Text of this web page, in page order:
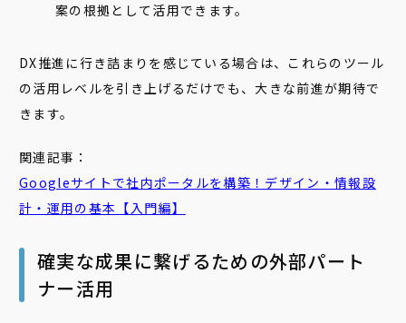
案の根拠として活用できます。
DX推進に行き詰まりを感じている場合は、これらのツール
の活用レベルを引き上げるだけでも、大きな前進が期待で
きます。
関連記事：
Googleサイトで社内ポータルを構築！デザイン・情報設
計・運用の基本【入門編】
確実な成果に繋げるための外部パート
ナー活用